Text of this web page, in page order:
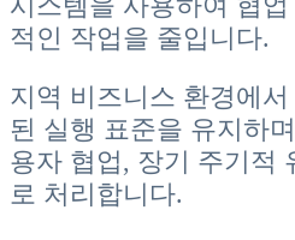
적인 작업을 줄입니다.
지역 비즈니스 환경에서
된 실행 표준을 유지하
용자 협업, 장기 주기적
로 처리합니다.